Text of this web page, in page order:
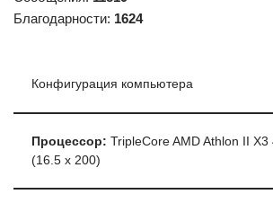
Благодарности: 1624
Конфигурация компьютера
Процессор: TripleCore AMD Athlon II
(16.5 x 200)